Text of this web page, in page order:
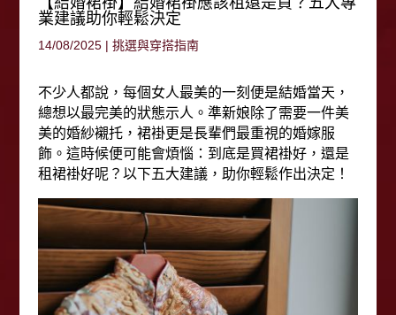
業建議助你輕鬆決定
14/08/2025| 挑選與穿搭指南
不少人都說， 每個女人最美的一刻便是結婚當天，
總想以最完美的狀態示人。準新娘除了需要一件美
美的婚紗襯托，裙褂更是長輩們最重視的婚嫁服
飾。這時候便可能會煩惱 ： 到底是買裙褂好，還是
租裙褂好呢？ 以下五大建議，助你輕鬆作出決定！